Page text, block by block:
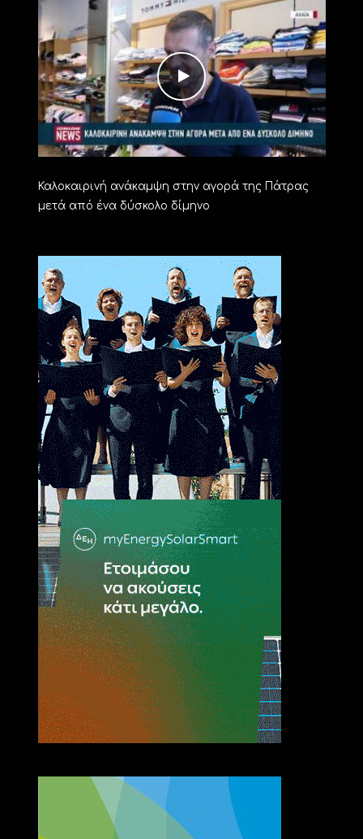
Καλοκαιρινή ανάκαμψη στην αγορά της Πάτρας
μετά από ένα δύσκολο δίμηνο